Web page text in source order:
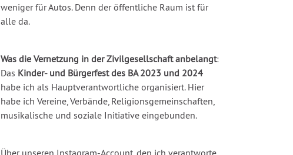
weniger für Autos. Denn der öffentliche Raum ist für
alle da.
Was die Vernetzung in der Zivilgesellschaft anbelangt:
Das Kinder- und Bürgerfest des BA 2023 und 2024
habe ich als Hauptverantwortliche organisiert. Hier
habe ich Vereine, Verbände, Religionsgemeinschaften,
musikalische und soziale Initiative eingebunden.